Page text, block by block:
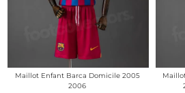
Maillot Enfant Barca Domicile 2005
2006